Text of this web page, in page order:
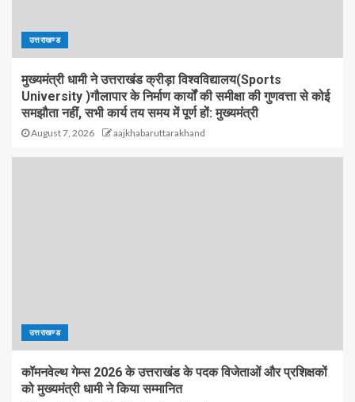
उत्तराखण्ड
मुख्यमंत्री धामी ने उत्तराखंड क्रीड़ा विश्वविद्यालय(Sports
University )गौलापार के निर्माण कार्यों की समीक्षा की गुणवत्ता से कोई
समझौता नहीं, सभी कार्य तय समय में पूर्ण हों: मुख्यमंत्री
August 7, 2026 aajkhabaruttarakhand
उत्तराखण्ड
कॉमनवेल्थ गेम्स 2026 के उत्तराखंड के पदक विजेताओं और प्रशिक्षकों
को मुख्यमंत्री धामी ने किया सम्मानित